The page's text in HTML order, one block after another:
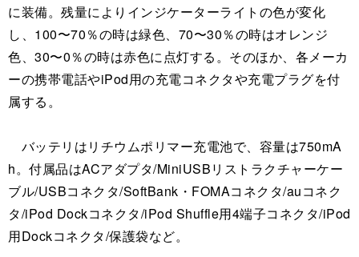
に装備。残量によりインジケーターライトの色が変化
し、100〜70％の時は緑色、70〜30％の時はオレンジ
色、30〜0％の時は赤色に点灯する。そのほか、各メーカ
ーの携帯電話やiPod用の充電コネクタや充電プラグを付
属する。
バッテリはリチウムポリマー充電池で、容量は750mA
h。付属品はACアダプタ/MiniUSBリストラクチャーケー
ブル/USBコネクタ/SoftBank・FOMAコネクタ/auコネク
タ/iPod Dockコネクタ/iPod Shuffle用4端子コネクタ/iPod
用Dockコネクタ/保護袋など。